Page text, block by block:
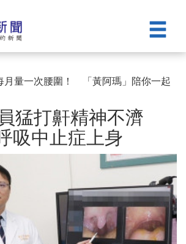
」無傷口、無輻射
尿困難、頻尿、夜尿別隱忍 醫：把握
金治療期
凱猝逝掀睡眠健康討論 醫示警「睡不
當成日常」最危險(10:04)
爸」氣守護！ 臺南醫院舉辦「勇.健父
、酒(18:49)
月量一次腰圍！ 「黃阿瑪」陪你一起
中止症上身(11:02)
健康ACE」結合健檢365 竹市響應89
腰日(11:42)
智照護不只找回家的路 更要補上社會
全網缺口(09:01)
倒是長輩健康致命殺手！ 醫籲：肌力
(12:10)
攝護腺癌治療新選項 安南醫院「海福
」無傷口、無輻射
(23:22)
尿困難、頻尿、夜尿別隱忍 醫：把握
金治療期
(22:22)
凱猝逝掀睡眠健康討論 醫示警「睡不
當成日常」最危險(10:04)
爸」氣守護！ 臺南醫院舉辦「勇.健父
節」癌篩暨健康促進活動 (20:14)
覆感冒竟是口咽癌 引發因子非菸、
、酒(18:49)
月量一次腰圍！ 「黃阿瑪」陪你一起
猛打鼾精神不濟
吸中止症上身